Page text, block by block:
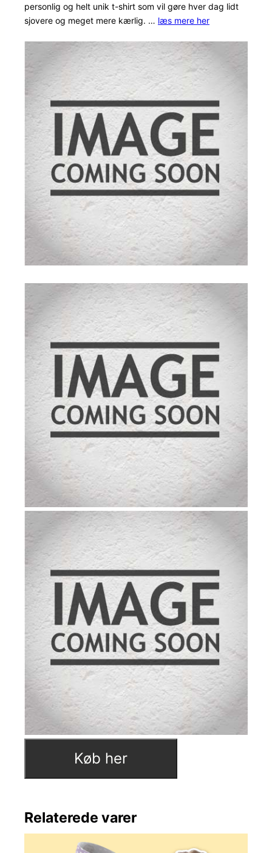
baseret
på
kundebedø
mmelser
personlig og helt unik t-shirt som vil gøre hver dag lidt
sjovere og meget mere kærlig. … læs mere her
Køb her
Relaterede varer